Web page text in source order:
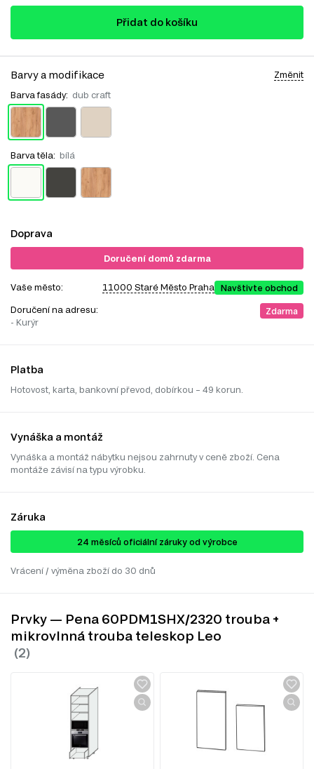
Přidat do košíku
Barvy a modifikace Změnit
Barva fasády: dub craft
Barva těla: bílá
Doprava
Doručení domů zdarma
Vaše město: 11000 Staré Město Praha Navštivte obchod
Doručení na adresu:
- Kurýr
Zdarma
Platba
Hotovost, karta, bankovní převod, dobírkou – 49 korun.
Vynáška a montáž
Vynáška a montáž nábytku nejsou zahrnuty v ceně zboží. Cena
montáže závisí na typu výrobku.
Záruka
24 ​​​​měsíců oficiální záruky od výrobce
Vrácení / výměna zboží do 30 dnů
Prvky — Pena 60PDM1SHX/2320 trouba +
mikrovlnná trouba teleskop Leo